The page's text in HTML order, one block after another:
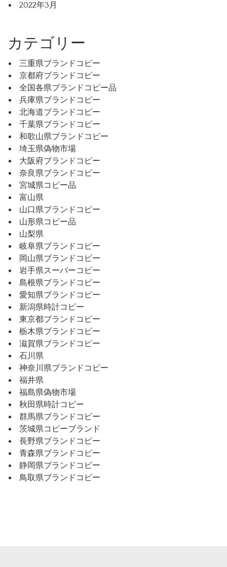
2022年3月
カテゴリー
三重県ブランドコピー
京都府ブランドコピー
全国各県ブランドコピー品
兵庫県ブランドコピー
北海道ブランドコピー
千葉県ブランドコピー
和歌山県ブランドコピー
埼玉県偽物市場
大阪府ブランドコピー
奈良県ブランドコピー
宮城県コピー品
富山県
山口県ブランドコピー
山形県コピー品
山梨県
岐阜県ブランドコピー
岡山県ブランドコピー
岩手県スーパーコピー
島根県ブランドコピー
愛知県ブランドコピー
新潟県時計コピー
東京都ブランドコピー
栃木県ブランドコピー
滋賀県ブランドコピー
石川県
神奈川県ブランドコピー
福井県
福島県偽物市場
秋田県時計コピー
群馬県ブランドコピー
茨城県コピーブランド
長野県ブランドコピー
青森県ブランドコピー
静岡県ブランドコピー
鳥取県ブランドコピー